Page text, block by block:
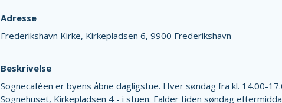
Adresse
Frederikshavn Kirke, Kirkepladsen 6, 9900 Frederikshavn
Beskrivelse
Sognecaféen er byens åbne dagligstue. Hver søndag fra kl. 14.00-
Sognehuset, Kirkepladsen 4 - i stuen. Falder tiden søndag